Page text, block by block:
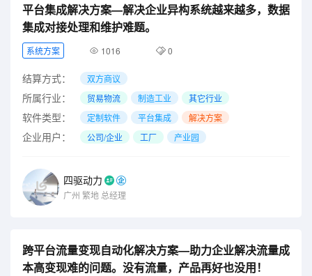
平台集成解决方案—解决企业异构系统越来越多，数据
集成对接处理和维护难题。
系统方案 1016 0
结算方式： 双方商议
所属行业： 贸易物流 制造工业 其它行业
软件类型： 定制软件 平台集成 解决方案
企业用户： 公司/企业 工厂 产业园
四驱动力
广州 繁地 总经理
跨平台流量变现自动化解决方案—助力企业解决流量成
本高变现难的问题。没有流量，产品再好也没用！